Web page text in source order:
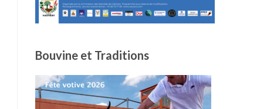
Bouvine et Traditions